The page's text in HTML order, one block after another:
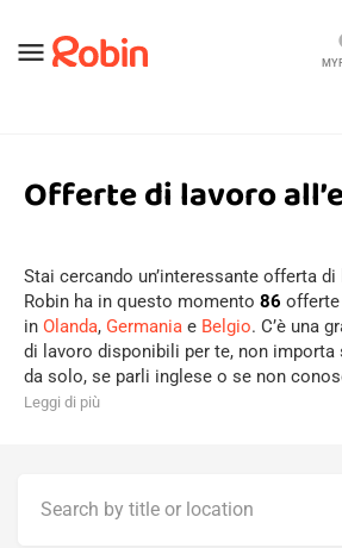
menu
Offerte di lavoro
Stai cercando un’interessante offerta di
Robin ha in questo momento 86 offerte
in Olanda, Germania e Belgio. C’è una
di lavoro disponibili per te, non importa
da solo, se parli inglese o se non
Leggi di più